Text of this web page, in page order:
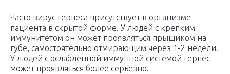
Часто вирус герпеса присутствует в организме
пациента в скрытой форме. У людей с крепким
иммунитетом он может проявляться прыщиком на
губе, самостоятельно отмирающим через 1-2 недели.
У людей с ослабленной иммунной системой герпес
может проявляться более серьезно.